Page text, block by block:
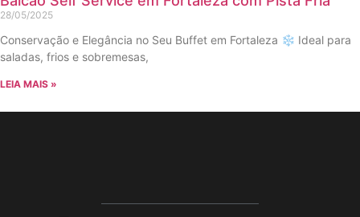
28/05/2025
Conservação e Elegância no Seu Buffet em Fortaleza ❄️ Ideal para
saladas, frios e sobremesas,
LEIA MAIS »